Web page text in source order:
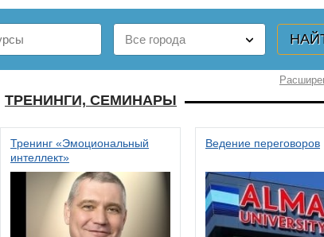
ТРЕНИНГИ, СЕМИНАРЫ
Тренинг «Эмоциональный
интеллект»
Ведение переговоров